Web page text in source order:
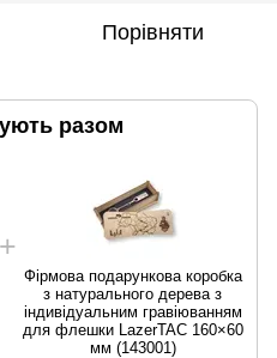
Порівняти
разом
Фірмова подарункова коробка
з натурального дерева з
індивідуальним гравіюванням
для флешки LazerTAC 160×60
мм (143001)